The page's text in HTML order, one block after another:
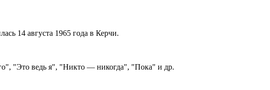
14 августа 1965 года в Керчи.
"Это ведь я", "Никто — никогда", "Пока" и др.